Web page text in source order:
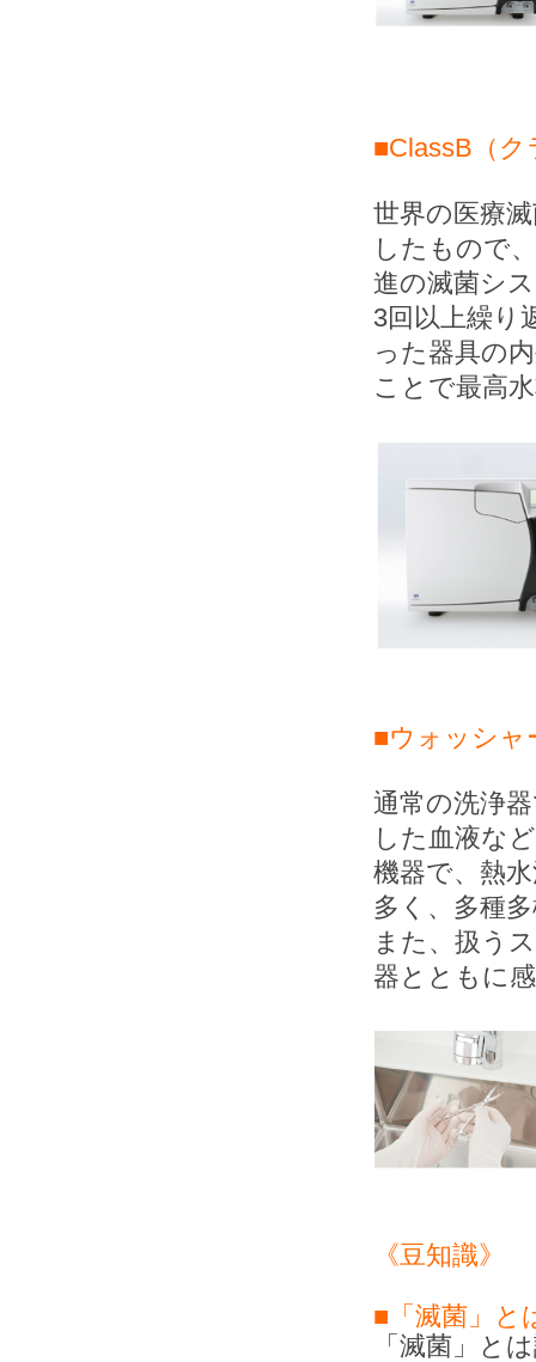
■ClassB（
世界の医療
したもので
進の滅菌シ
3回以上繰り
った器具の
ことで最高
■ウォッシャ
通常の洗浄
した血液な
機器で、熱
多く、多種
また、扱う
器とともに
《豆知識》
■「滅菌」と
「滅菌」と